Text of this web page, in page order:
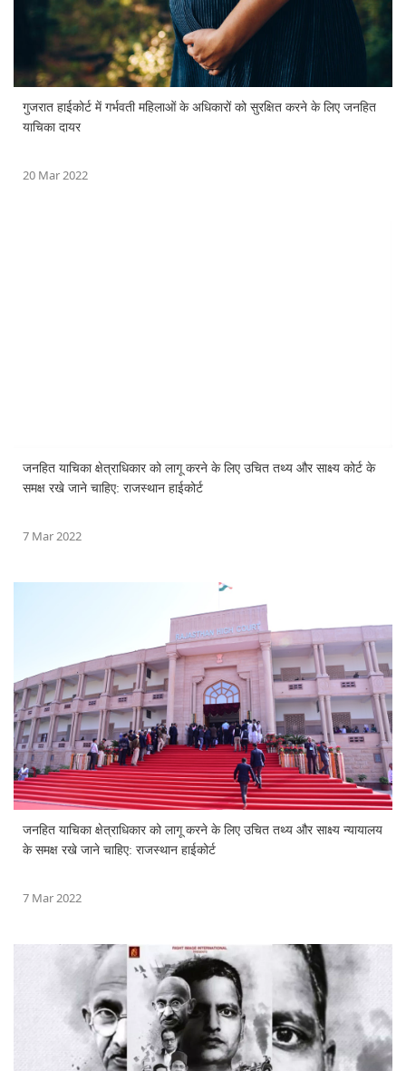
गुजरात हाईकोर्ट में गर्भवती महिलाओं के अधिकारों को सुरक्षित करने के लिए जनहित
याचिका दायर
20 Mar 2022
जनहित याचिका क्षेत्राधिकार को लागू करने के लिए उचित तथ्य और साक्ष्य कोर्ट के
समक्ष रखे जाने चाहिए: राजस्थान हाईकोर्ट
7 Mar 2022
जनहित याचिका क्षेत्राधिकार को लागू करने के लिए उचित तथ्य और साक्ष्य न्यायालय
के समक्ष रखे जाने चाहिए: राजस्थान हाईकोर्ट
7 Mar 2022